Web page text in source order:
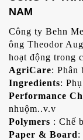
NAM
Công ty Behn
ông Theodor
hoạt động trong
AgriCare: Phân
Ingredients:
Performance
nhuộm..v.v
Polymers : Chế
Paper & Board: